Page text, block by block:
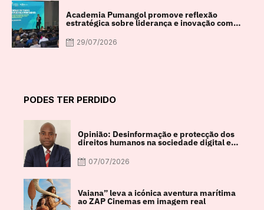
Academia Pumangol promove reflexão
estratégica sobre liderança e inovação com
especialista internacional Nadim Habib
29/07/2026
PODES TER PERDIDO
Opinião: Desinformação e protecção dos
direitos humanos na sociedade digital em
07/07/2026
Vaiana” leva a icónica aventura marítima
ao ZAP Cinemas em imagem real